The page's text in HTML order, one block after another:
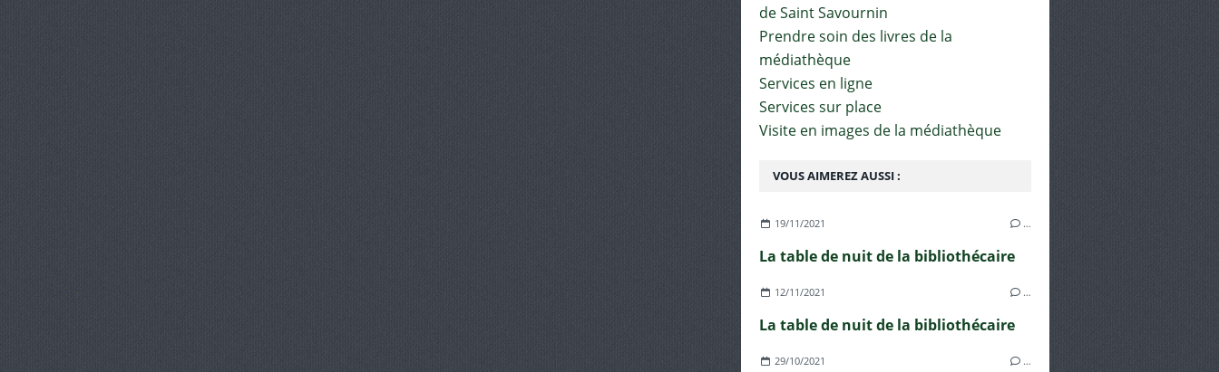
VOUS AIMEREZ AUSSI :
19/11/2021 …
La table de nuit de la bibliothécaire
12/11/2021 …
La table de nuit de la bibliothécaire
29/10/2021 …
de Saint Savournin
Prendre soin des livres de la
médiathèque
Services en ligne
Services sur place
Visite en images de la médiathèque